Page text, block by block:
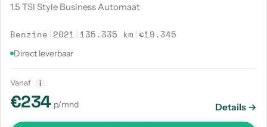
1.5 TSI Style Business Automaat
Benzine | 2021 | 135.335 km |€19.345
Direct leverbaar
Vanaf i
€234 p/mnd Details →